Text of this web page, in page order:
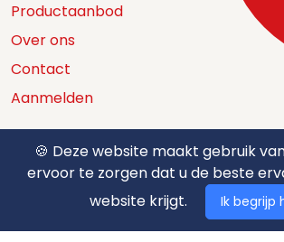
Productaanbod
Over ons
Contact
Aanmelden
Catalogus
Nuttige documenten
Privacy policy
🍪 Deze website maakt gebruik
ervoor te zorgen dat u de beste
website krijgt.
Ik begrijp